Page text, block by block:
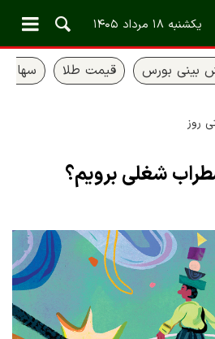
یکشنبه ۱۸ مرداد ۱۴۰۵
بینی بورس قیمت طلا سهام
روز
شغلی برویم؟